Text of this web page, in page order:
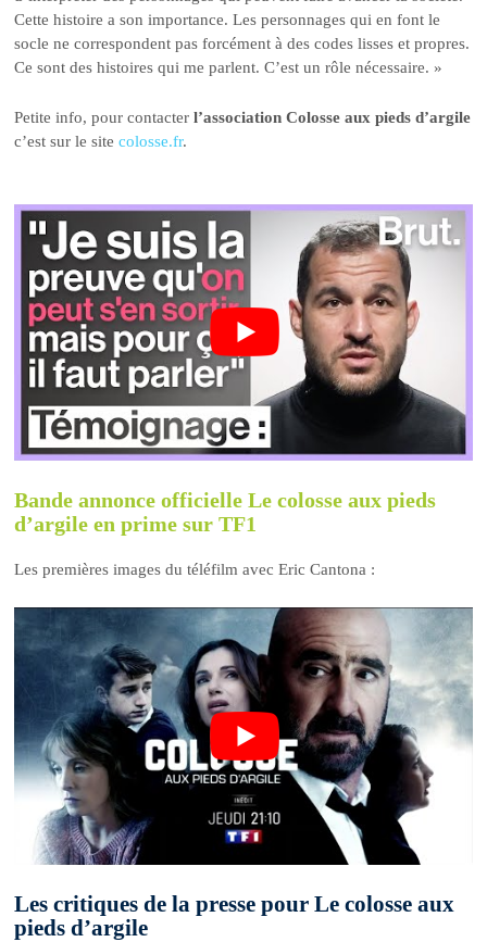
Cette histoire a son importance. Les personnages qui en font le
socle ne correspondent pas forcément à des codes lisses et propres.
Ce sont des histoires qui me parlent. C’est un rôle nécessaire. »
Petite info, pour contacterl’association Colosse aux pieds d’argile
c’est sur le sitecolosse.fr.
Bande annonce officielle Le colosse aux pieds
d’argile en prime sur TF1
Les premières images du téléfilm avec Eric Cantona :
Les critiques de la presse pour Le colosse aux
pieds d’argile